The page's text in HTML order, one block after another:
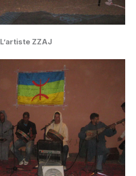
L’artiste ZZAJ